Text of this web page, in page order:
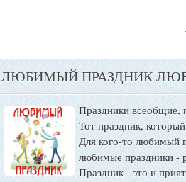
ЛЮБИМЫЙ ПРАЗДНИК
Праздники всеобщие,
Тот праздник,
Для кого-то любимый
любимые праздники -
Праздник - это и